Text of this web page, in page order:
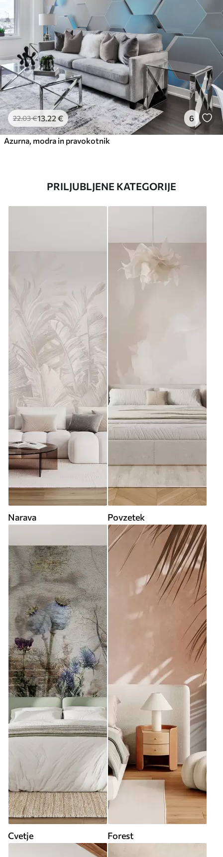
22.03€13.22 € 6
Azurna, modra in pravokotnik
PRILJUBLJENE KATEGORIJE
Narava Povzetek
Cvetje Forest